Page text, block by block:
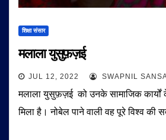
शिक्षा संसार
मलाला युसुफ़ज़ई
JUL 12, 2022 SWAPNIL
मलाला युसुफ़ज़ई को उनके सामाजिक कार्यों
मिला है। नोबेल पाने वाली वह पूरे विश्व की